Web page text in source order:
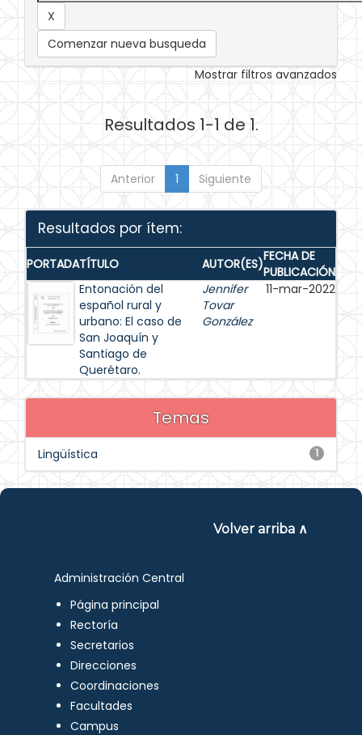
Comenzar nueva busqueda
Mostrar filtros avanzados
Resultados 1-1 de 1.
Anterior 1 Siguiente
Resultados por ítem:
PORTADATÍTULO AUTOR(ES)FECHA DE
PUBLICACIÓN
Entonación del
español rural y
urbano: El caso de
San Joaquín y
Santiago de
Querétaro.
Jennifer
Tovar
González
11-mar-2022
Temas
1
Lingüística
Volver arriba ∧
Administración Central
Página principal
Rectoría
Secretarios
Direcciones
Coordinaciones
Facultades
Campus